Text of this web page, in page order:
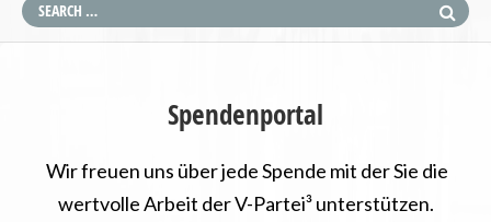
Spendenportal
Wir freuen uns über jede Spende mit der Sie die
wertvolle Arbeit der V-Partei³ unterstützen.